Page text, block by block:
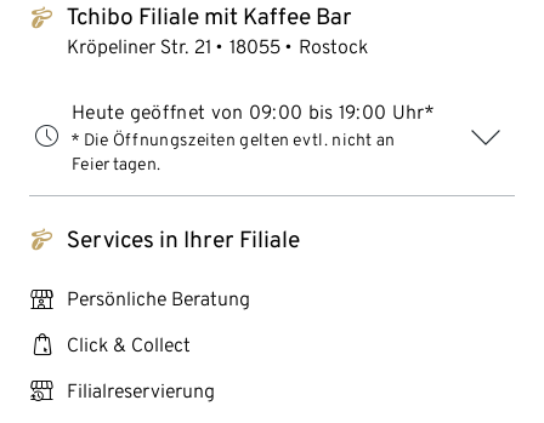
tchibo_logo Tchibo Filiale mit Kaffee Bar
Kröpeliner Str. 21 18055 Rostock
Heute geöffnet von 09:00 bis 19:00 Uhr*
* Die Öffnungszeiten gelten evtl. nicht an
Feiertagen.
tchibo_logo Services in Ihrer Filiale
personal_services Persönliche Beratung
click_collect Click & Collect
click_reserve_store Filialreservierung